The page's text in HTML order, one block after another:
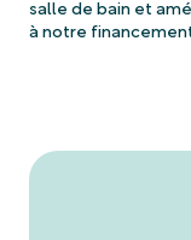
salle de bain et
à notre